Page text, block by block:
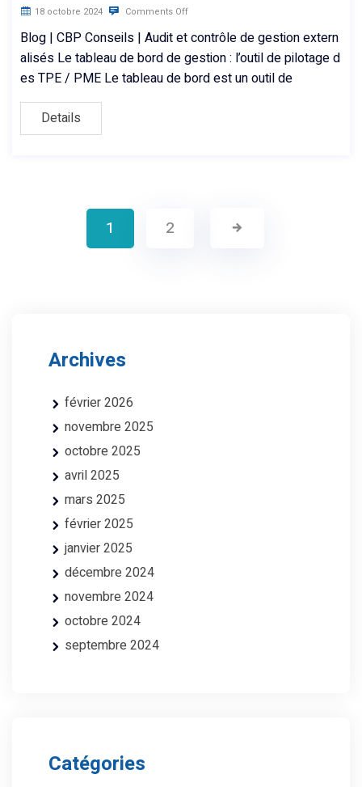
18 octobre 2024 Comments Off
Blog | CBP Conseils | Audit et contrôle de gestion extern
alisés Le tableau de bord de gestion : l’outil de pilotage d
es TPE / PME Le tableau de bord est un outil de
Details
1 2
Archives
février 2026
novembre 2025
octobre 2025
avril 2025
mars 2025
février 2025
janvier 2025
décembre 2024
novembre 2024
octobre 2024
septembre 2024
Catégories